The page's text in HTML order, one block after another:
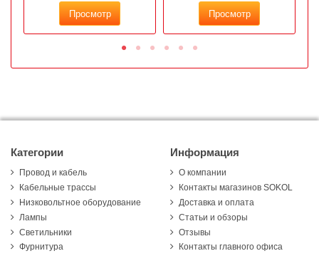
Просмотр Просмотр
Категории
Провод и кабель
Кабельные трассы
Низковольтное оборудование
Лампы
Светильники
Фурнитура
Информация
О компании
Контакты магазинов SOKOL
Доставка и оплата
Статьи и обзоры
Отзывы
Контакты главного офиса